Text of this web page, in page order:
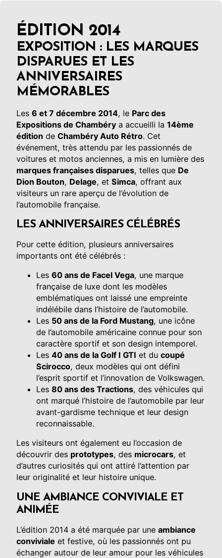
ÉDITION 2014
EXPOSITION : LES MARQUES
DISPARUES ET LES
ANNIVERSAIRES
MÉMORABLES
Les6 et 7 décembre 2014, le Parc des
Expositions de Chambéry a accueilli la14ème
édition deChambéry Auto Rétro. Cet
événement, très attendu par les passionnés de
voitures et motos anciennes, a mis en lumière des
marques françaises disparues, telles que De
Dion Bouton, Delage, etSimca, offrant aux
visiteurs un rare aperçu de l’évolution de
l’automobile française.
LES ANNIVERSAIRES CÉLÉBRÉS
Pour cette édition, plusieurs anniversaires
importants ont été célébrés :
Les60 ans de Facel Vega, une marque
française de luxe dont les modèles
emblématiques ont laissé une empreinte
indélébile dans l’histoire de l’automobile.
Les 50 ans de la Ford Mustang, une icône
de l’automobile américaine connue pour son
caractère sportif et son design intemporel.
Les40 ans de la Golf I GTI et ducoupé
Scirocco, deux modèles qui ont défini
l’esprit sportif et l’innovation de Volkswagen.
Les80 ans des Tractions, des véhicules qui
ont marqué l’histoire de l’automobile par leur
avant-gardisme technique et leur design
reconnaissable.
Les visiteurs ont également eu l’occasion de
découvrir des prototypes, des microcars, et
d’autres curiosités qui ont attiré l’attention par
leur originalité et leur histoire unique.
UNE AMBIANCE CONVIVIALE ET
ANIMÉE
L’édition 2014 a été marquée par uneambiance
conviviale et festive, où les passionnés ont pu
échanger autour de leur amour pour les véhicules